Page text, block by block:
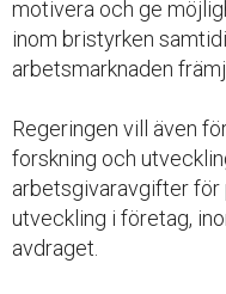
motivera och ge
inom bristyrken
arbetsmarknaden
Regeringen vill även
forskning och
arbetsgivaravgifter för
utveckling i företag,
avdraget.